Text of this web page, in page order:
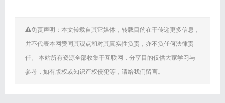
免责声明：本文转载自其它媒体，转载目的在于传递更多信息，
并不代表本网赞同其观点和对其真实性负责，亦不负任何法律责
任。 本站所有资源全部收集于互联网，分享目的仅供大家学习与
参考，如有版权或知识产权侵犯等，请给我们留言。